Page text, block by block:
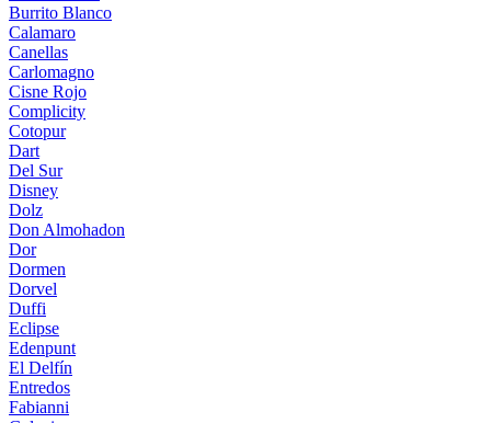
Burrito Blanco
Calamaro
Canellas
Carlomagno
Cisne Rojo
Complicity
Cotopur
Dart
Del Sur
Disney
Dolz
Don Almohadon
Dor
Dormen
Dorvel
Duffi
Eclipse
Edenpunt
El Delfín
Entredos
Fabianni